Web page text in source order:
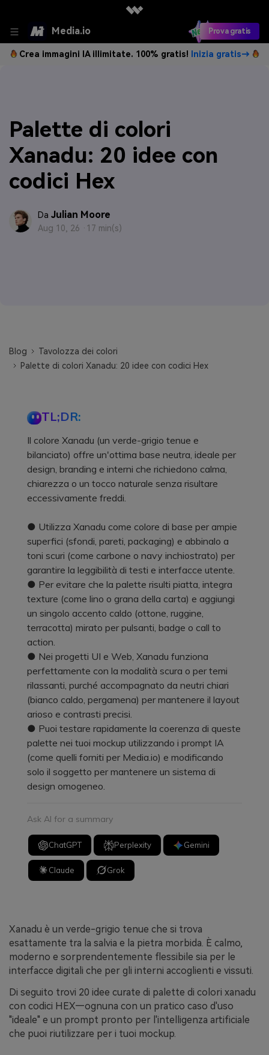
Media.io Prova gratis
Crea immagini IA illimitate. 100% gratis! Inizia gratis→
Palette di colori
Xanadu: 20 idee con
codici Hex
Da Julian Moore
Aug 10, 26 · 17 min(s)
Blog
Tavolozza dei colori
Palette di colori Xanadu: 20 idee con codici Hex
TL;DR:
Il colore Xanadu (un verde-grigio tenue e
bilanciato) offre un'ottima base neutra, ideale per
design, branding e interni che richiedono calma,
chiarezza o un tocco naturale senza risultare
eccessivamente freddi.
● Utilizza Xanadu come colore di base per ampie
superfici (sfondi, pareti, packaging) e abbinalo a
toni scuri (come carbone o navy inchiostrato) per
garantire la leggibilità di testi e interfacce utente.
● Per evitare che la palette risulti piatta, integra
texture (come lino o grana della carta) e aggiungi
un singolo accento caldo (ottone, ruggine,
terracotta) mirato per pulsanti, badge o call to
action.
● Nei progetti UI e Web, Xanadu funziona
perfettamente con la modalità scura o per temi
rilassanti, purché accompagnato da neutri chiari
(bianco caldo, pergamena) per mantenere il layout
arioso e contrasti precisi.
● Puoi testare rapidamente la coerenza di queste
palette nei tuoi mockup utilizzando i prompt IA
(come quelli forniti per Media.io) e modificando
solo il soggetto per mantenere un sistema di
design omogeneo.
Ask AI for a summary
ChatGPT Perplexity Gemini
Claude Grok
Xanadu è un verde-grigio tenue che si trova
esattamente tra la salvia e la pietra morbida. È calmo,
moderno e sorprendentemente flessibile sia per le
interfacce digitali che per gli interni accoglienti e vissuti.
Di seguito trovi 20 idee curate di palette di colori xanadu
con codici HEX—ognuna con un pratico caso d'uso
"ideale" e un prompt pronto per l'intelligenza artificiale
che puoi riutilizzare per i tuoi mockup.